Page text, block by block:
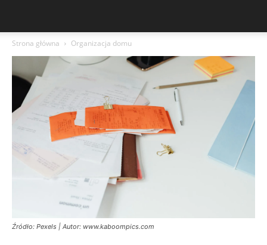
Strona główna Organizacja domu
Źródło: Pexels | Autor: www.kaboompics.com